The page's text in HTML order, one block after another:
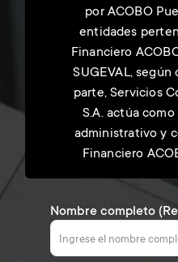
por ACOBO
entidades
Financiero
SUGEVAL, según
parte, Servicios
S.A. actúa
administrativo y
Financiero
Nombre completo